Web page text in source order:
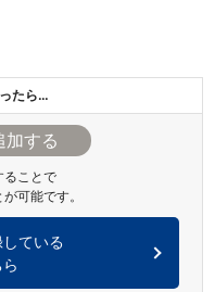
たら…
ることで
可能です。
ている